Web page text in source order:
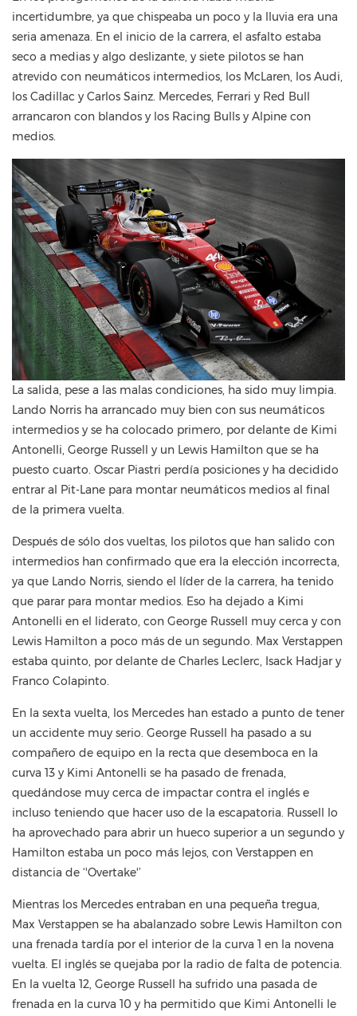
incertidumbre, ya que chispeaba un poco y la lluvia era una
seria amenaza. En el inicio de la carrera, el asfalto estaba
seco a medias y algo deslizante, y siete pilotos se han
atrevido con neumáticos intermedios, los McLaren, los Audi,
los Cadillac y Carlos Sainz. Mercedes, Ferrari y Red Bull
arrancaron con blandos y los Racing Bulls y Alpine con
medios.
La salida, pese a las malas condiciones, ha sido muy limpia.
Lando Norris ha arrancado muy bien con sus neumáticos
intermedios y se ha colocado primero, por delante de Kimi
Antonelli, George Russell y un Lewis Hamilton que se ha
puesto cuarto. Oscar Piastri perdía posiciones y ha decidido
entrar al Pit-Lane para montar neumáticos medios al final
de la primera vuelta.
Después de sólo dos vueltas, los pilotos que han salido con
intermedios han confirmado que era la elección incorrecta,
ya que Lando Norris, siendo el líder de la carrera, ha tenido
que parar para montar medios. Eso ha dejado a Kimi
Antonelli en el liderato, con George Russell muy cerca y con
Lewis Hamilton a poco más de un segundo. Max Verstappen
estaba quinto, por delante de Charles Leclerc, Isack Hadjar y
Franco Colapinto.
En la sexta vuelta, los Mercedes han estado a punto de tener
un accidente muy serio. George Russell ha pasado a su
compañero de equipo en la recta que desemboca en la
curva 13 y Kimi Antonelli se ha pasado de frenada,
quedándose muy cerca de impactar contra el inglés e
incluso teniendo que hacer uso de la escapatoria. Russell lo
ha aprovechado para abrir un hueco superior a un segundo y
Hamilton estaba un poco más lejos, con Verstappen en
distancia de ‘'Overtake'’
Mientras los Mercedes entraban en una pequeña tregua,
Max Verstappen se ha abalanzado sobre Lewis Hamilton con
una frenada tardía por el interior de la curva 1 en la novena
vuelta. El inglés se quejaba por la radio de falta de potencia.
En la vuelta 12, George Russell ha sufrido una pasada de
frenada en la curva 10 y ha permitido que Kimi Antonelli le